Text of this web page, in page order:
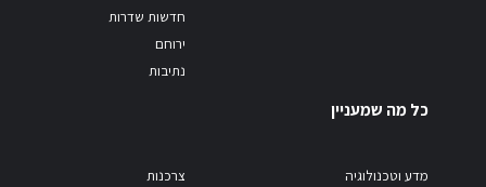
חדשות שדרות
ירוחם
נתיבות
כל מה שמעניין
מדע וטכנולוגיה
צרכנות